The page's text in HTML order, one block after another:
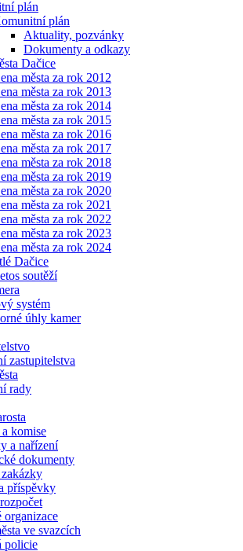
plán
plán
Aktuality, pozvánky
Dokumenty a odkazy
Dačice
města za rok 2012
města za rok 2013
města za rok 2014
města za rok 2015
města za rok 2016
města za rok 2017
města za rok 2018
města za rok 2019
města za rok 2020
města za rok 2021
města za rok 2022
města za rok 2023
města za rok 2024
Dačice
soutěží
systém
úhly kamer
zastupitelstva
rady
komise
a nařízení
dokumenty
příspěvky
organizace
ve svazcích
policie